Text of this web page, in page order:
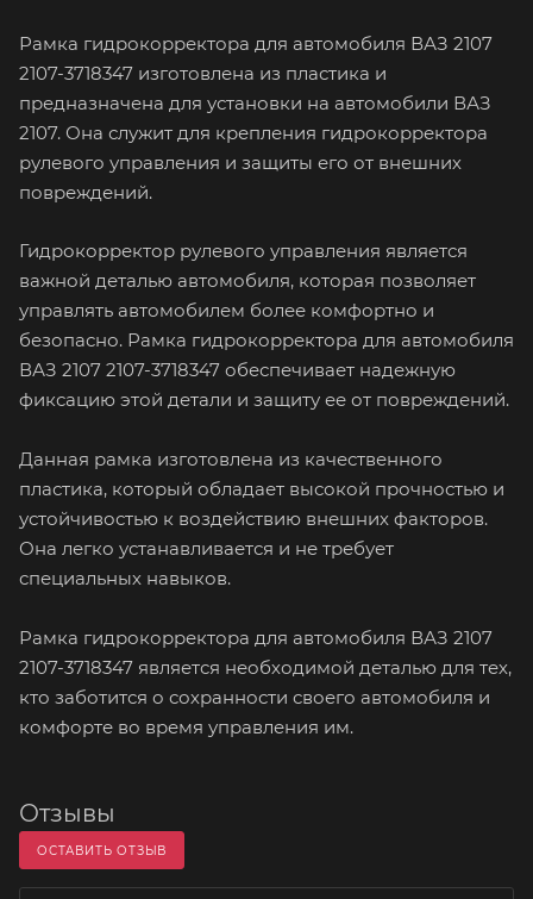
Рамка гидрокорректора для автомобиля ВАЗ 2107
2107-3718347 изготовлена из пластика и
предназначена для установки на автомобили ВАЗ
2107. Она служит для крепления гидрокорректора
рулевого управления и защиты его от внешних
повреждений.
Гидрокорректор рулевого управления является
важной деталью автомобиля, которая позволяет
управлять автомобилем более комфортно и
безопасно. Рамка гидрокорректора для автомобиля
ВАЗ 2107 2107-3718347 обеспечивает надежную
фиксацию этой детали и защиту ее от повреждений.
Данная рамка изготовлена из качественного
пластика, который обладает высокой прочностью и
устойчивостью к воздействию внешних факторов.
Она легко устанавливается и не требует
специальных навыков.
Рамка гидрокорректора для автомобиля ВАЗ 2107
2107-3718347 является необходимой деталью для тех,
кто заботится о сохранности своего автомобиля и
комфорте во время управления им.
Отзывы
ОСТАВИТЬ ОТЗЫВ